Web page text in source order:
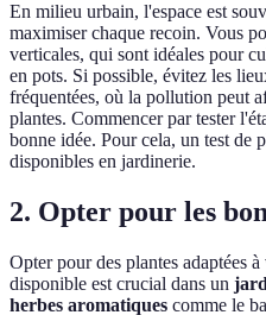
En milieu urbain, l'espace est
maximiser chaque recoin. Vous
verticales, qui sont idéales pour
en pots. Si possible, évitez les
fréquentées, où la pollution peut
plantes. Commencer par tester
bonne idée. Pour cela, un test de
disponibles en jardinerie.
2. Opter pour les
Opter pour des plantes adaptées
disponible est crucial dans un
herbes aromatiques comme le